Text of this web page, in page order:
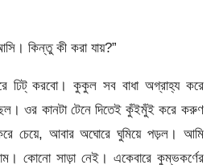
কিন্তু কী করা যায়?”
ঢিট্ করবো। কুকুল সব বাধা অগ্রাহ্য করে
ওর কানটা টেনে দিতেই কুঁইমুঁই করে করুণ
চেয়ে, আবার অঘোরে ঘুমিয়ে পড়ল। আমি
কোনো সাড়া নেই। একেবারে কুম্ভকর্ণের